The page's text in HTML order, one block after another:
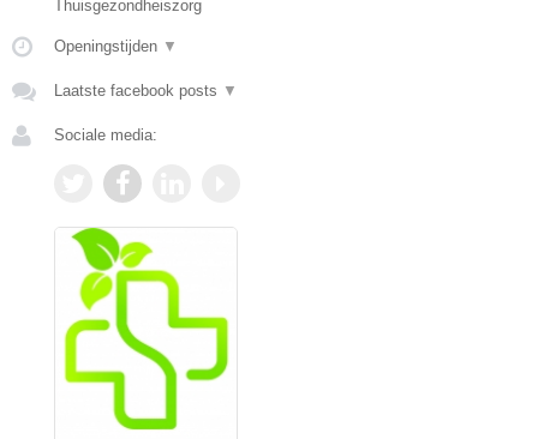
Thuisgezondheiszorg
Openingstijden ▼
Laatste facebook posts ▼
Sociale media: